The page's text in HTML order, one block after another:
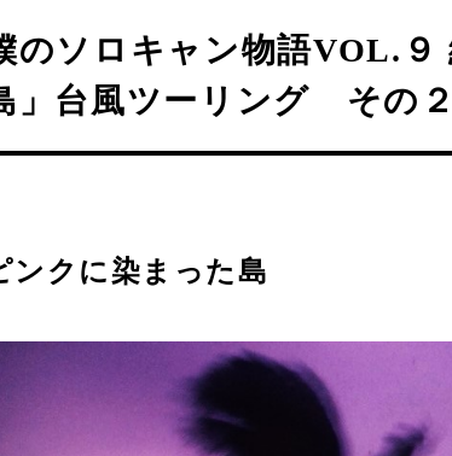
のソロキャン物語VOL.９
」台風ツーリング その２
ンクに染まった島